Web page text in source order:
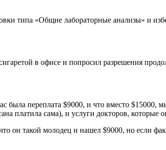
типа «Общие лабораторные анализы» и
в офисе и попросил разрешения
была переплата $9000, и что вместо
платила сама), и услуги докторов,
он такой молодец и нашел $9000, но если